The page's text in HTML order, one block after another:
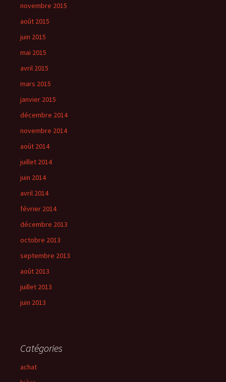
novembre 2015
août 2015
juin 2015
mai 2015
avril 2015
mars 2015
janvier 2015
décembre 2014
novembre 2014
août 2014
juillet 2014
juin 2014
avril 2014
février 2014
décembre 2013
octobre 2013
septembre 2013
août 2013
juillet 2013
juin 2013
Catégories
achat